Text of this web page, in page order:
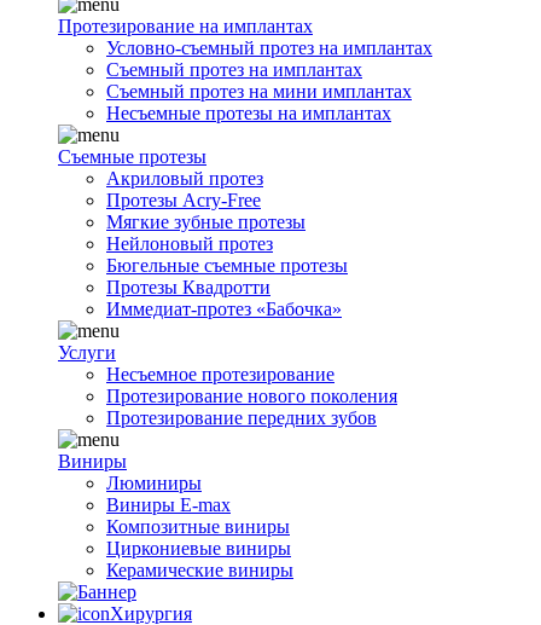
Протезирование на имплантах
Условно-съемный протез на имплантах
Съемный протез на имплантах
Съемный протез на мини имплантах
Несъемные протезы на имплантах
Съемные протезы
Акриловый протез
Протезы Acry-Free
Мягкие зубные протезы
Нейлоновый протез
Бюгельные съемные протезы
Протезы Квадротти
Иммедиат-протез «Бабочка»
Услуги
Несъемное протезирование
Протезирование нового поколения
Протезирование передних зубов
Виниры
Люминиры
Виниры E-max
Композитные виниры
Циркониевые виниры
Керамические виниры
Хирургия